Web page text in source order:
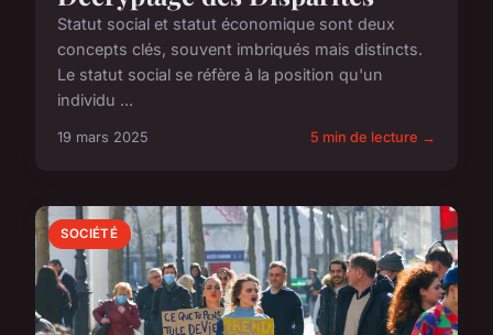
Statut social et statut économique sont deux
concepts clés, souvent imbriqués mais distincts.
Le statut social se réfère à la position qu'un
individu ...
19 mars 2025 5 min de lecture →
SOCIÉTÉ